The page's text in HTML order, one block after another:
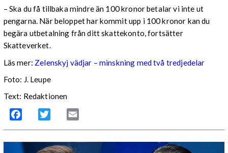
– Ska du få tillbaka mindre än 100 kronor betalar vi inte ut
pengarna. När beloppet har kommit upp i 100 kronor kan du
begära utbetalning från ditt skattekonto, fortsätter
Skatteverket.
Läs mer: Zelenskyj vädjar – minskning med två tredjedelar
Foto: J. Leupe
Text: Redaktionen
Facebook Twitter